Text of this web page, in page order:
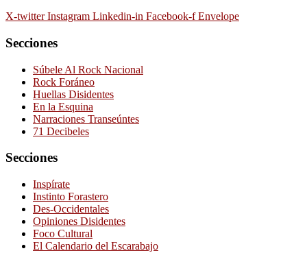
X-twitter Instagram Linkedin-in Facebook-f Envelope
Secciones
Súbele Al Rock Nacional
Rock Foráneo
Huellas Disidentes
En la Esquina
Narraciones Transeúntes
71 Decibeles
Secciones
Inspírate
Instinto Forastero
Des-Occidentales
Opiniones Disidentes
Foco Cultural
El Calendario del Escarabajo